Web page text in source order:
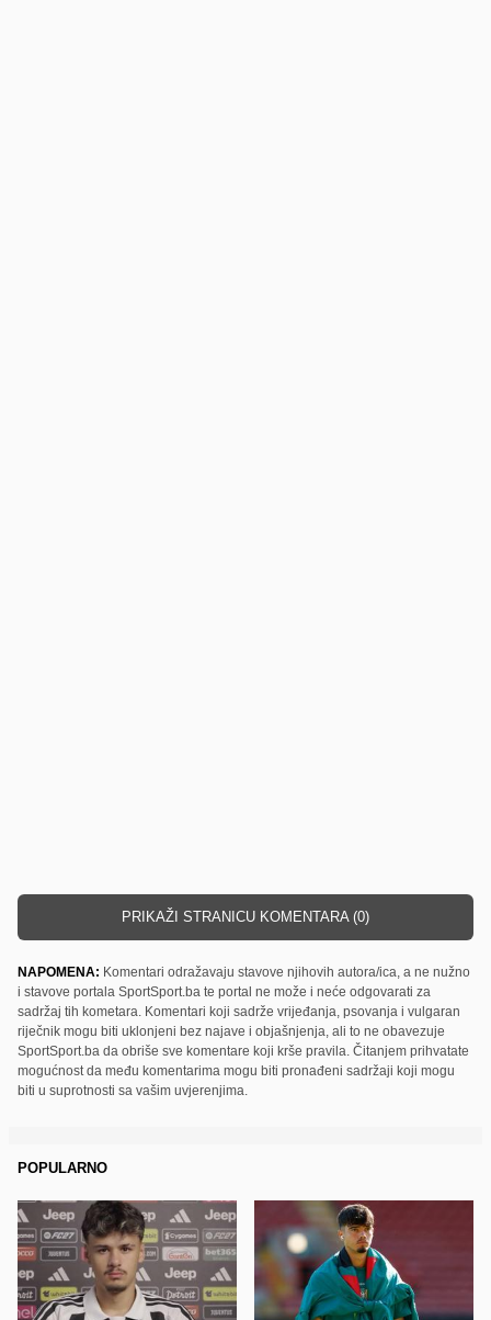
PRIKAŽI STRANICU KOMENTARA (0)
NAPOMENA: Komentari odražavaju stavove njihovih autora/ica, a ne nužno
i stavove portala SportSport.ba te portal ne može i neće odgovarati za
sadržaj tih kometara. Komentari koji sadrže vrijeđanja, psovanja i vulgaran
riječnik mogu biti uklonjeni bez najave i objašnjenja, ali to ne obavezuje
SportSport.ba da obriše sve komentare koji krše pravila. Čitanjem prihvatate
mogućnost da među komentarima mogu biti pronađeni sadržaji koji mogu
biti u suprotnosti sa vašim uvjerenjima.
POPULARNO